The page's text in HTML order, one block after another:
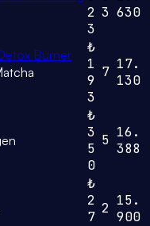
2
3
3 630
Burner
₺
1
9
3
7 17.
130
₺
3
5
0
5 16.
388
₺
2
7
2 15.
900